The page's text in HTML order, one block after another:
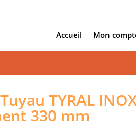
Accueil Mon
TYRAL
330 mm